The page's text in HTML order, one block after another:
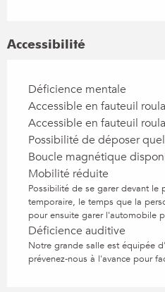
Accessibilité
Déficience mentale
Accessible en fauteuil
Accessible en fauteuil
Possibilité de déposer
Boucle magnétique
Mobilité réduite
Possibilité de se garer devant le
temporaire, le temps que la
pour ensuite garer l'automobile
Déficience auditive
Notre grande salle est équipée
prévenez-nous à l'avance pour